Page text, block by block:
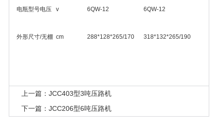
电瓶型号电压 v 6QW-12 6QW-12
外形尺寸/无棚 cm 288*128*265/170 318*132*265/190
上一篇：JCC403型3吨压路机
下一篇：JCC206型6吨压路机